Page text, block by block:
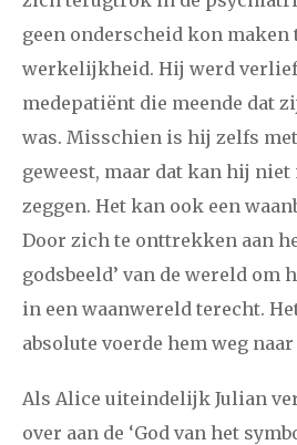
geen onderscheid kon maken
werkelijkheid. Hij werd
medepatiënt die meende dat
was. Misschien is hij zelfs
geweest, maar dat kan hij
zeggen. Het kan ook een
Door zich te onttrekken aan
godsbeeld’ van de wereld om
in een waanwereld terecht.
absolute voerde hem weg
Als Alice uiteindelijk Julian
over aan de ‘God van het